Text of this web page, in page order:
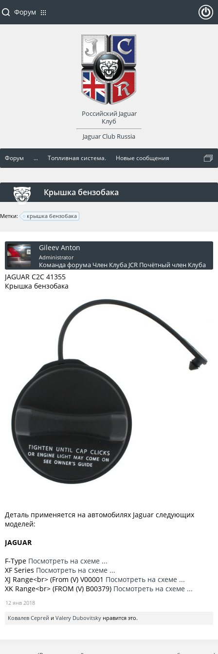
Форум ... Топливная система. Новые сообщения
Крышка бензобака
Метки: крышка бензобака
Gileev Anton
Administrator
Команда форума Член Клуба JCR Почётный член Клуба
JAGUAR C2C 41355
Крышка бензобака
Деталь применяется на автомобилях Jaguar следующих
моделей:
JAGUAR
F-Type Посмотреть на схеме ...
XF Series Посмотреть на схеме ...
XJ Range<br> (From (V) V00001 Посмотреть на схеме ...
XK Range<br> (FROM (V) B00379) Посмотреть на схеме ...
12 янв 2018
Ковалев Сергей и Valery Dubovitsky нравится это.
Форум
Российский Jaguar
Клуб
Jaguar Club Russia
оват